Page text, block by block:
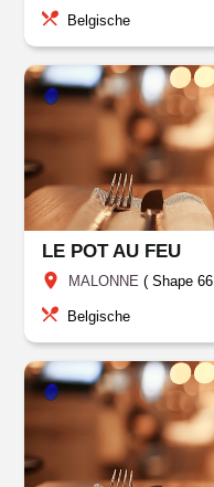
Belgische
LE POT AU FEU
MALONNE (Shape 66
Belgische